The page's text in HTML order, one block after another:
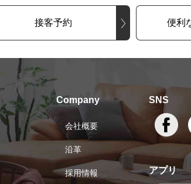
接客予約 便利
Company
会社概要
沿革
採用情報
SNS
アプリ